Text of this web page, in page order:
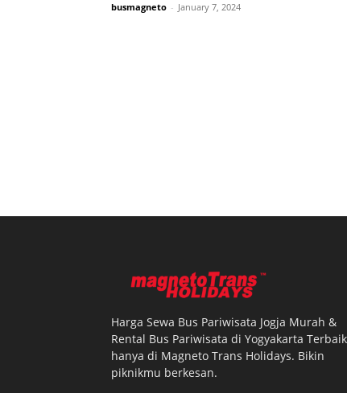
busmagneto - January 7, 2024
Harga Sewa Bus Pariwisata Jogja Murah &
Rental Bus Pariwisata di Yogyakarta Terbaik
hanya di Magneto Trans Holidays. Bikin
piknikmu berkesan.